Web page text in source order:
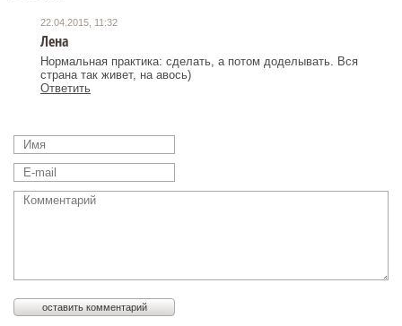
22.04.2015, 11:32
Лена
Нормальная практика: сделать, а потом доделывать. Вся
страна так живет, на авось)
Ответить